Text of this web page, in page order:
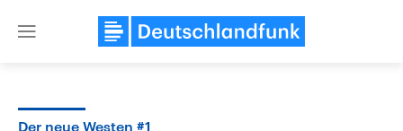
Close
Der neue Westen #1